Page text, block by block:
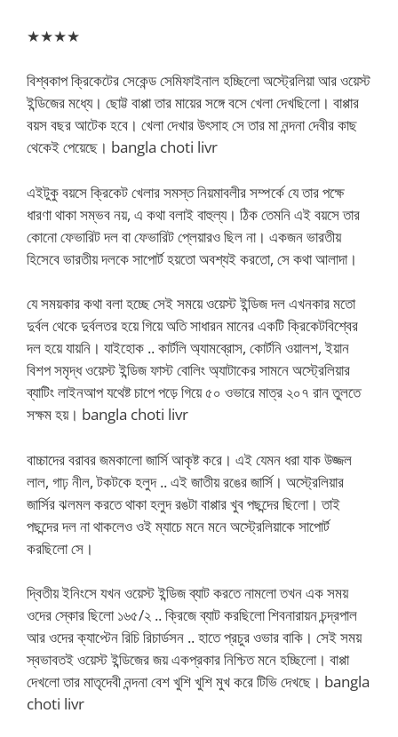
★★★★
বিশ্বকাপ ক্রিকেটের সেকেন্ড সেমিফাইনাল হচ্ছিলো অস্ট্রেলিয়া আর ওয়েস্ট
ইন্ডিজের মধ্যে। ছোট্ট বাপ্পা তার মায়ের সঙ্গে বসে খেলা দেখছিলো। বাপ্পার
বয়স বছর আটেক হবে। খেলা দেখার উৎসাহ সে তার মা নন্দনা দেবীর কাছ
থেকেই পেয়েছে। bangla choti livr
এইটুকু বয়সে ক্রিকেট খেলার সমস্ত নিয়মাবলীর সম্পর্কে যে তার পক্ষে
ধারণা থাকা সম্ভব নয়, এ কথা বলাই বাহুল্য। ঠিক তেমনি এই বয়সে তার
কোনো ফেভারিট দল বা ফেভারিট প্লেয়ারও ছিল না। একজন ভারতীয়
হিসেবে ভারতীয় দলকে সাপোর্ট হয়তো অবশ্যই করতো, সে কথা আলাদা।
যে সময়কার কথা বলা হচ্ছে সেই সময়ে ওয়েস্ট ইন্ডিজ দল এখনকার মতো
দুর্বল থেকে দুর্বলতর হয়ে গিয়ে অতি সাধারন মানের একটি ক্রিকেটবিশ্বের
দল হয়ে যায়নি। যাইহোক .. কার্টলি অ্যামব্রোস, কোর্টনি ওয়ালশ, ইয়ান
বিশপ সমৃদ্ধ ওয়েস্ট ইন্ডিজ ফাস্ট বোলিং অ্যাটাকের সামনে অস্ট্রেলিয়ার
ব্যাটিং লাইনআপ যথেষ্ট চাপে পড়ে গিয়ে ৫০ ওভারে মাত্র ২০৭ রান তুলতে
সক্ষম হয়। bangla choti livr
বাচ্চাদের বরাবর জমকালো জার্সি আকৃষ্ট করে। এই যেমন ধরা যাক উজ্জল
লাল, গাঢ় নীল, টকটকে হলুদ .. এই জাতীয় রঙের জার্সি। অস্ট্রেলিয়ার
জার্সির ঝলমল করতে থাকা হলুদ রঙটা বাপ্পার খুব পছন্দের ছিলো। তাই
পছন্দের দল না থাকলেও ওই ম্যাচে মনে মনে অস্ট্রেলিয়াকে সাপোর্ট
করছিলো সে।
দ্বিতীয় ইনিংসে যখন ওয়েস্ট ইন্ডিজ ব্যাট করতে নামলো তখন এক সময়
ওদের স্কোর ছিলো ১৬৫/২ .. ক্রিজে ব্যাট করছিলো শিবনারায়ন চন্দ্রপাল
আর ওদের ক্যাপ্টেন রিচি রিচার্ডসন .. হাতে প্রচুর ওভার বাকি। সেই সময়
স্বভাবতই ওয়েস্ট ইন্ডিজের জয় একপ্রকার নিশ্চিত মনে হচ্ছিলো। বাপ্পা
দেখলো তার মাতৃদেবী নন্দনা বেশ খুশি খুশি মুখ করে টিভি দেখছে। bangla
choti livr